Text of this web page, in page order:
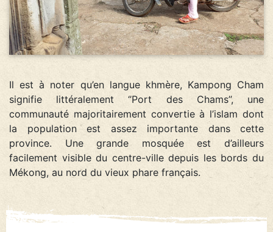
Il est à noter qu’en langue khmère, Kampong Cham
signifie littéralement ‘’Port des Chams’’, une
communauté majoritairement convertie à l’islam dont
la population est assez importante dans cette
province. Une grande mosquée est d’ailleurs
facilement visible du centre-ville depuis les bords du
Mékong, au nord du vieux phare français.